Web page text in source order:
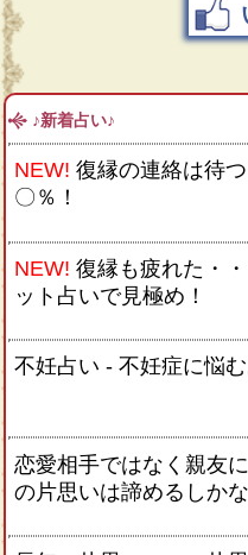
♪新着占い♪
NEW! 復縁の連絡は待
〇％！
NEW! 復縁も疲れた・
ット占いで見極め！
不妊占い - 不妊症に悩
恋愛相手ではなく親友
の片思いは諦めるしか